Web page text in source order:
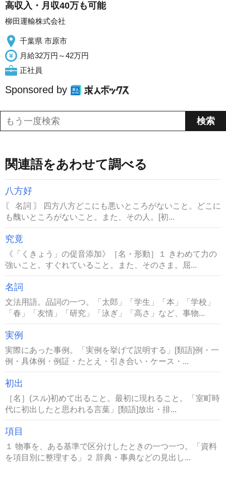
高収入・月収40万も可能
柳田運輸株式会社
千葉県 市原市
月給32万円～42万円
正社員
Sponsored by
関連語をあわせて調べる
八方好
〘 名詞 〙 四方八方どこにも悪いところがないこと。どこに
も醜いところがないこと。また、その人。[初...
究竟
《「くきょう」の促音添加》［名・形動］１ きわめて力の
強いこと。すぐれていること。また、そのさま。屈...
名詞
文法用語。品詞の一つ。「太郎」「学生」「本」「学校」
「春」「友情」「研究」「泳ぎ」「高さ」など、事物...
実例
実際にあった事例。「実例を挙げて説明する」[類語]例・一
例・具体例・例証・たとえ・引き合い・ケース・...
初出
［名］(スル)初めて出ること。最初に現れること。「室町時
代に初出したと思われる言葉」[類語]放出・排...
項目
１ 物事を、ある基準で区分けしたときの一つ一つ。「資料
を項目別に整理する」２ 辞典・事典などの見出し...